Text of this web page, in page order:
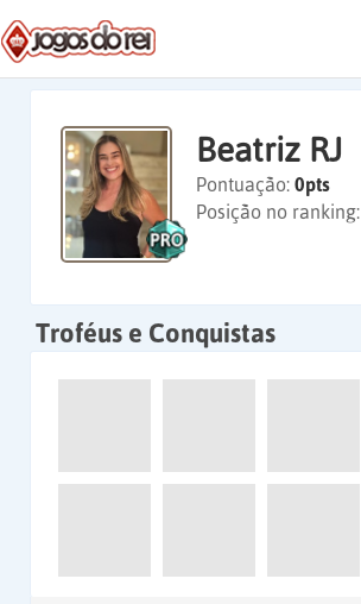
Beatriz RJ
Pontuação: 0pts
Posição no ranking:
Troféus e Conquistas